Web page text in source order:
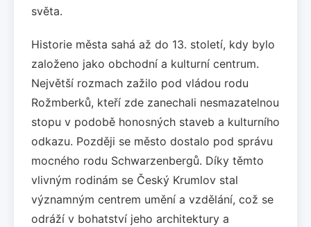
světa.
Historie města sahá až do 13. století, kdy bylo
založeno jako obchodní a kulturní centrum.
Největší rozmach zažilo pod vládou rodu
Rožmberků, kteří zde zanechali nesmazatelnou
stopu v podobě honosných staveb a kulturního
odkazu. Později se město dostalo pod správu
mocného rodu Schwarzenbergů. Díky těmto
vlivným rodinám se Český Krumlov stal
významným centrem umění a vzdělání, což se
odráží v bohatství jeho architektury a